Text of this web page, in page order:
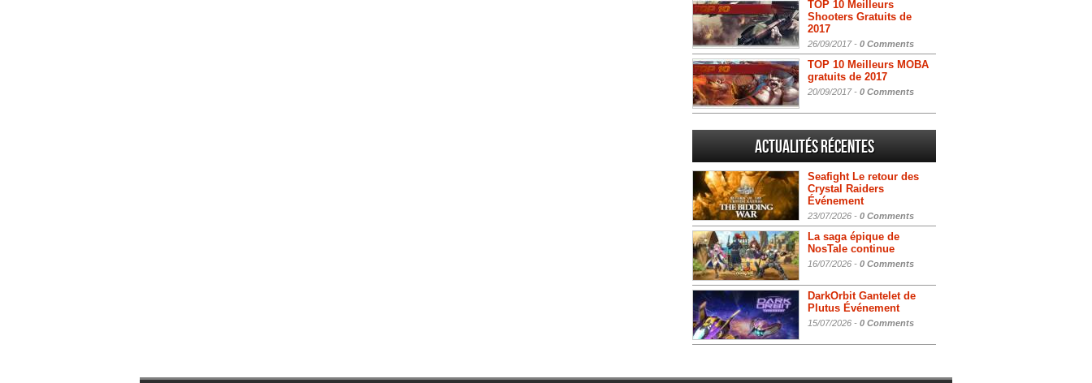
TOP 10 Meilleurs
Shooters Gratuits de
2017
26/09/2017 - 0 Comments
TOP 10 Meilleurs MOBA
gratuits de 2017
20/09/2017 - 0 Comments
Actualités Récentes
Seafight Le retour des
Crystal Raiders
Événement
23/07/2026 - 0 Comments
La saga épique de
NosTale continue
16/07/2026 - 0 Comments
DarkOrbit Gantelet de
Plutus Événement
15/07/2026 - 0 Comments